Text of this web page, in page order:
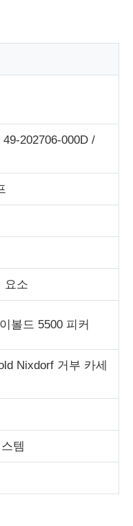
202706-000D /
요소
볼드 5500 피커
Nixdorf 거부 카세
템